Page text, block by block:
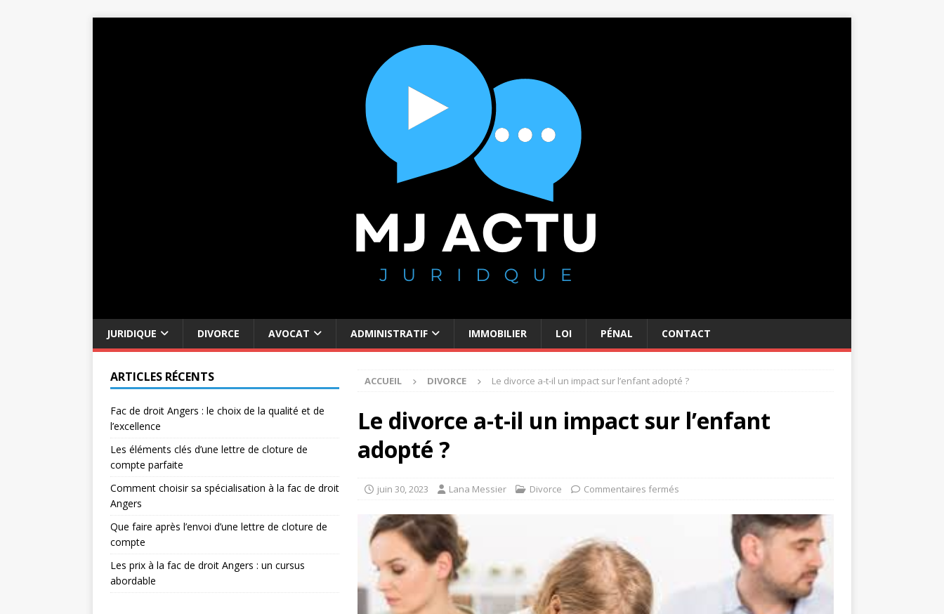
JURIDIQUE DIVORCE AVOCAT ADMINISTRATIF IMMOBILIER LOI PÉNAL CONTACT
ACCUEIL DIVORCE Le divorce a-t-il un impact sur l’enfant adopté ?
Le divorce a-t-il un impact sur l’enfant
adopté ?
juin 30, 2023 Lana Messier Divorce Commentaires fermés
ARTICLES RÉCENTS
Fac de droit Angers : le choix de la qualité et de
l’excellence
Les éléments clés d’une lettre de cloture de
compte parfaite
Comment choisir sa spécialisation à la fac de droit
Angers
Que faire après l’envoi d’une lettre de cloture de
compte
Les prix à la fac de droit Angers : un cursus
abordable